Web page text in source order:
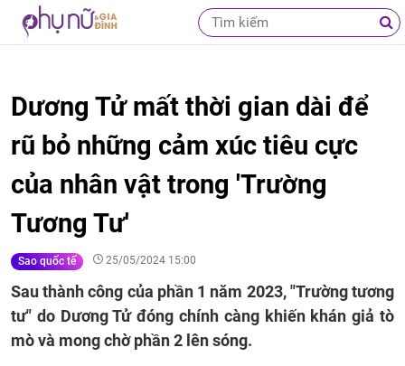
Dương Tử mất thời gian dài để
rũ bỏ những cảm xúc tiêu cực
của nhân vật trong 'Trường
Tương Tư'
Sao quốc tế 25/05/2024 15:00
Sau thành công của phần 1 năm 2023, "Trường tương
tư" do Dương Tử đóng chính càng khiến khán giả tò
mò và mong chờ phần 2 lên sóng.